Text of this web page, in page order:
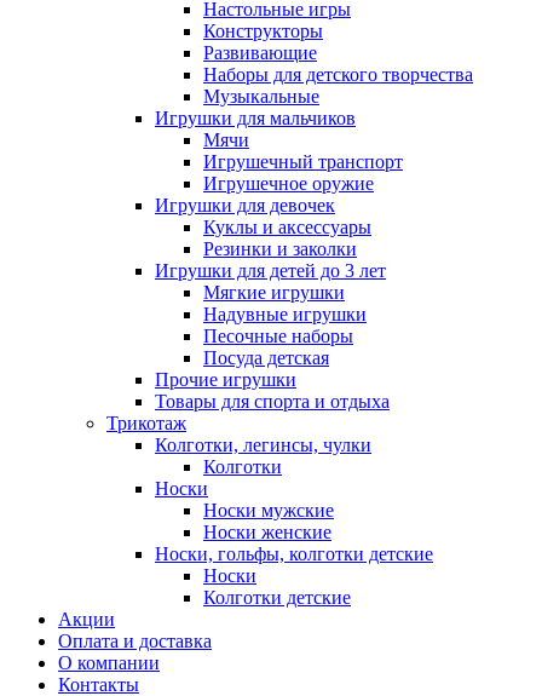
Настольные игры
Конструкторы
Развивающие
Наборы для детского творчества
Музыкальные
Игрушки для мальчиков
Мячи
Игрушечный транспорт
Игрушечное оружие
Игрушки для девочек
Куклы и аксессуары
Резинки и заколки
Игрушки для детей до 3 лет
Мягкие игрушки
Надувные игрушки
Песочные наборы
Посуда детская
Прочие игрушки
Товары для спорта и отдыха
Трикотаж
Колготки, легинсы, чулки
Колготки
Носки
Носки мужские
Носки женские
Носки, гольфы, колготки детские
Носки
Колготки детские
Акции
Оплата и доставка
О компании
Контакты